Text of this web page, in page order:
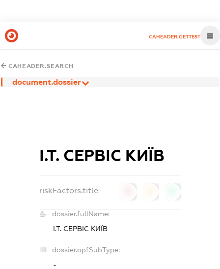
CAHEADER.GETTEST
CAHEADER.SEARCH
document.dossier
І.Т. СЕРВІС КИЇВ
riskFactors.title
dossier.fullName:
І.Т. СЕРВІС КИЇВ
dossier.opfSubType:
-